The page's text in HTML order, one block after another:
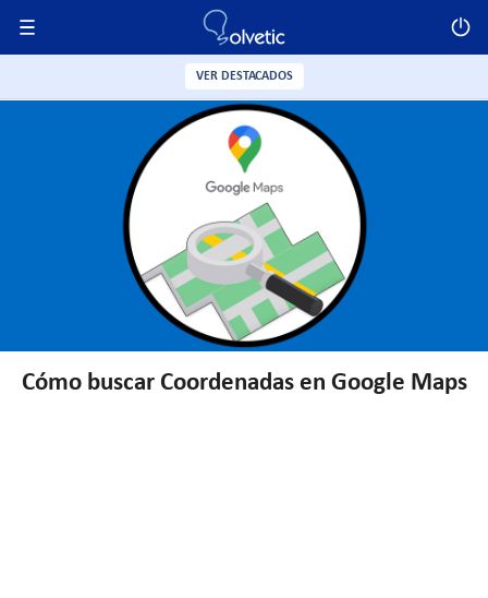
Cómo buscar Coordenadas en Google Maps
VER DESTACADOS